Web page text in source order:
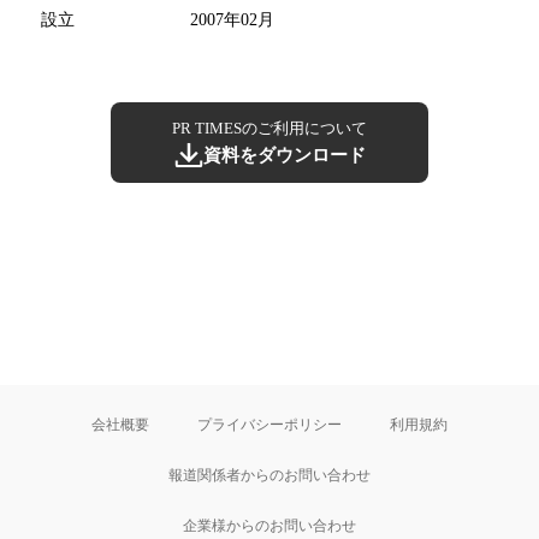
設立
2007年02月
PR TIMESのご利用について
資料をダウンロード
会社概要 プライバシーポリシー 利用規約
報道関係者からのお問い合わせ
企業様からのお問い合わせ